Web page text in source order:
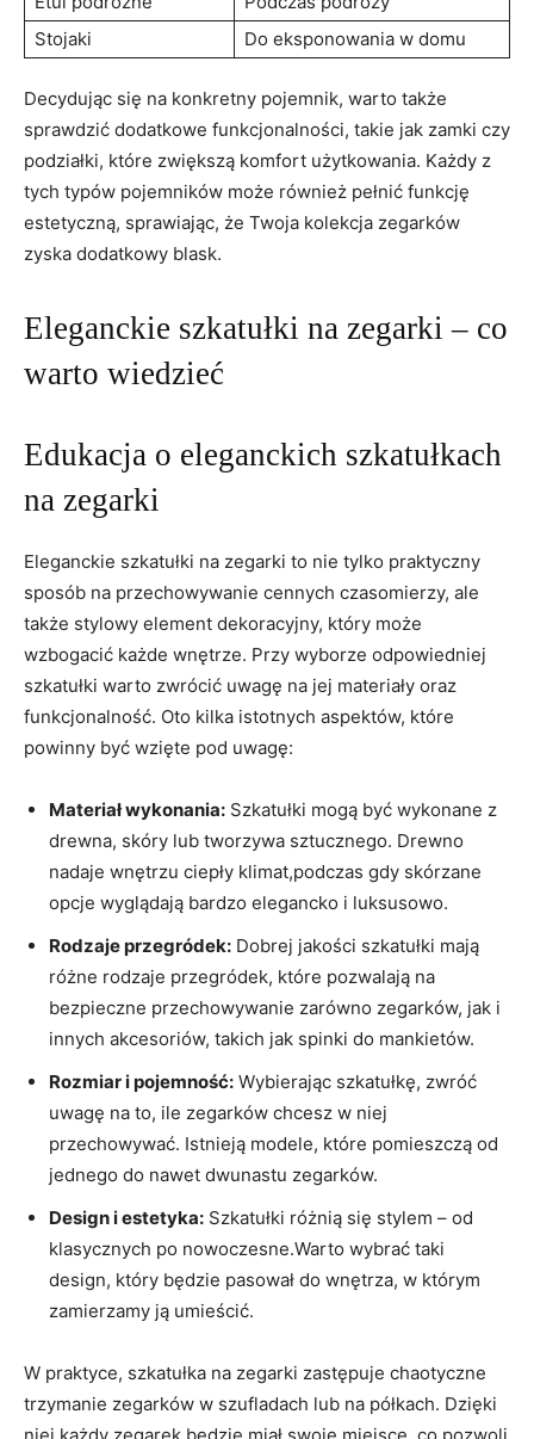
Stojaki
Do eksponowania w‍ domu
Decydując się na konkretny pojemnik, ⁣warto także
sprawdzić​ dodatkowe⁢ funkcjonalności, takie jak‍ zamki⁤ czy
podziałki, które zwiększą komfort użytkowania. Każdy z
tych typów pojemników ​może również pełnić funkcję
estetyczną, sprawiając, że Twoja ⁢kolekcja zegarków
⁤zyska dodatkowy blask.
Eleganckie szkatułki na zegarki – co
warto wiedzieć
Edukacja o eleganckich szkatułkach
na ⁤zegarki
Eleganckie szkatułki na zegarki‌ to nie tylko praktyczny
sposób na ⁢przechowywanie cennych czasomierzy, ale
także⁣ stylowy⁤ element dekoracyjny, który może
wzbogacić każde wnętrze. Przy wyborze odpowiedniej
szkatułki ⁢warto zwrócić uwagę ​na jej materiały oraz
funkcjonalność. Oto kilka istotnych aspektów, które
powinny być wzięte pod uwagę:
Materiał wykonania: Szkatułki mogą być ⁣wykonane z
drewna,​ skóry lub tworzywa sztucznego. Drewno
nadaje⁢ wnętrzu ciepły⁢ klimat,podczas gdy skórzane
opcje wyglądają bardzo elegancko i‍ luksusowo.
Rodzaje przegródek: Dobrej jakości szkatułki mają
⁣różne rodzaje przegródek,‍ które pozwalają na
bezpieczne przechowywanie zarówno zegarków, jak i
innych ‌akcesoriów, takich ⁢jak ⁣spinki do mankietów.
Rozmiar i pojemność: Wybierając⁣ szkatułkę, zwróć
uwagę na to, ile zegarków chcesz w ⁣niej
przechowywać. Istnieją modele, które pomieszczą‌ od
jednego do ‌nawet dwunastu zegarków.
Design i ​estetyka: Szkatułki różnią się⁢ stylem⁣ – od
klasycznych⁤ po nowoczesne.Warto wybrać taki
design, który będzie pasował do wnętrza,‍ w ⁤którym
zamierzamy ją umieścić.
W ​praktyce, szkatułka na zegarki zastępuje chaotyczne
trzymanie ‍zegarków w szufladach lub na półkach. Dzięki